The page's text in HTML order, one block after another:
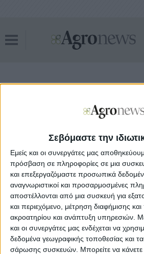
Σεβόμαστε την
Εμείς και οι συνεργάτες μας
πρόσβαση σε πληροφορίες σε μια
και επεξεργαζόμαστε προσωπικά
αναγνωριστικοί και προσαρμοσμένες
αποστέλλονται από μια συσκευή για
και περιεχόμενο, μέτρηση διαφήμισης
ακροατηρίου και ανάπτυξη υπηρεσιών.
και οι συνεργάτες μας ενδέχεται να
δεδομένα γεωγραφικής τοποθεσίας και
σάρωσης συσκευών. Μπορείτε να κάνετε
Δενδροκηπευτικά
Μέρλιν και Λάνε